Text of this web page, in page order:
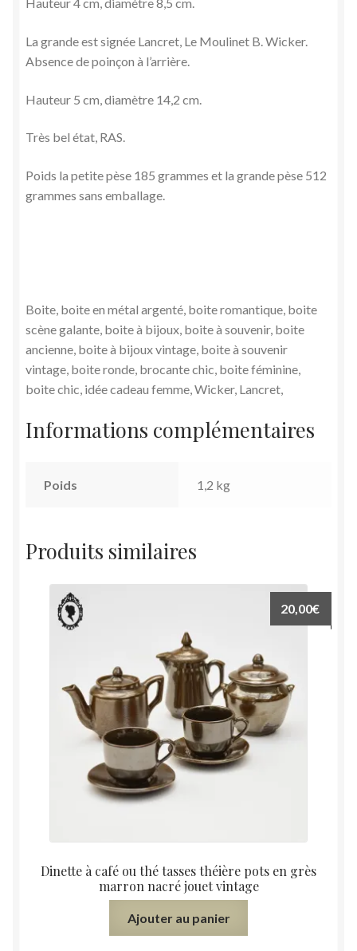
Hauteur 4 cm, diamètre 8,5 cm.
La grande est signée Lancret, Le Moulinet B. Wicker.
Absence de poinçon à l’arrière.
Hauteur 5 cm, diamètre 14,2 cm.
Très bel état, RAS.
Poids la petite pèse 185 grammes et la grande pèse 512
grammes sans emballage.
Boite, boite en métal argenté, boite romantique, boite
scène galante, boite à bijoux, boite à souvenir, boite
ancienne, boite à bijoux vintage, boite à souvenir
vintage, boite ronde, brocante chic, boite féminine,
boite chic, idée cadeau femme, Wicker, Lancret,
Informations complémentaires
Poids 1,2 kg
Produits similaires
Dinette à café ou thé tasses théière pots en grès
marron nacré jouet vintage
20,00€
Ajouter au panier